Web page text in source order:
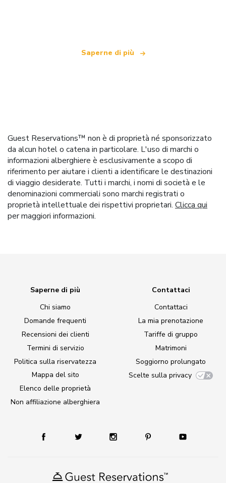
Saperne di più
Guest Reservations™ non è di proprietà né sponsorizzato
da alcun hotel o catena in particolare. L'uso di marchi o
informazioni alberghiere è esclusivamente a scopo di
riferimento per aiutare i clienti a identificare le destinazioni
di viaggio desiderate. Tutti i marchi, i nomi di società e le
denominazioni commerciali sono marchi registrati o
proprietà intellettuale dei rispettivi proprietari. Clicca qui
per maggiori informazioni.
Saperne di più
Chi siamo
Domande frequenti
Recensioni dei clienti
Termini di servizio
Politica sulla riservatezza
Mappa del sito
Elenco delle proprietà
Non affiliazione alberghiera
Contattaci
Contattaci
La mia prenotazione
Tariffe di gruppo
Matrimoni
Soggiorno prolungato
Scelte sulla privacy